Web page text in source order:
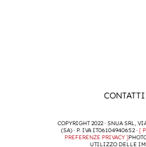
CONTATTI
COPYRIGHT 2022 · SNUA SRL,
(SA) · P. IVA IT06104940652 · [
PREFERENZE PRIVACY ]
UTILIZZO DELLE